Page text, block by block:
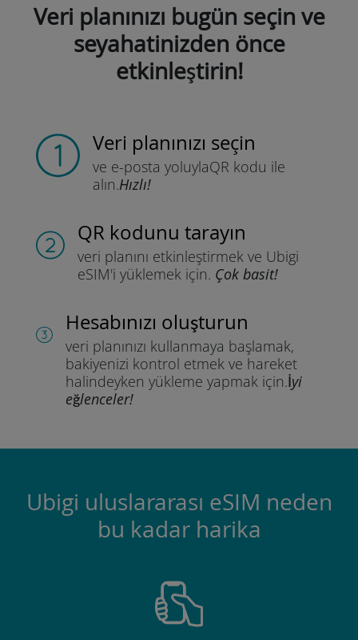
Veri planınızı bugün seçin ve
seyahatinizden önce
etkinleştirin!
Veri planınızı seçin
ve e-posta yoluylaQR kodu ile
alın.Hızlı!
QR kodunu tarayın
veri planını etkinleştirmek ve Ubigi
eSIM'i yüklemek için. Çok basit!
Hesabınızı oluşturun
veri planınızı kullanmaya başlamak,
bakiyenizi kontrol etmek ve hareket
halindeyken yükleme yapmak için.İyi
eğlenceler!
Ubigi uluslararası eSIM neden
bu kadar harika